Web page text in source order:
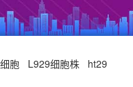
胞 L929细胞株 ht29